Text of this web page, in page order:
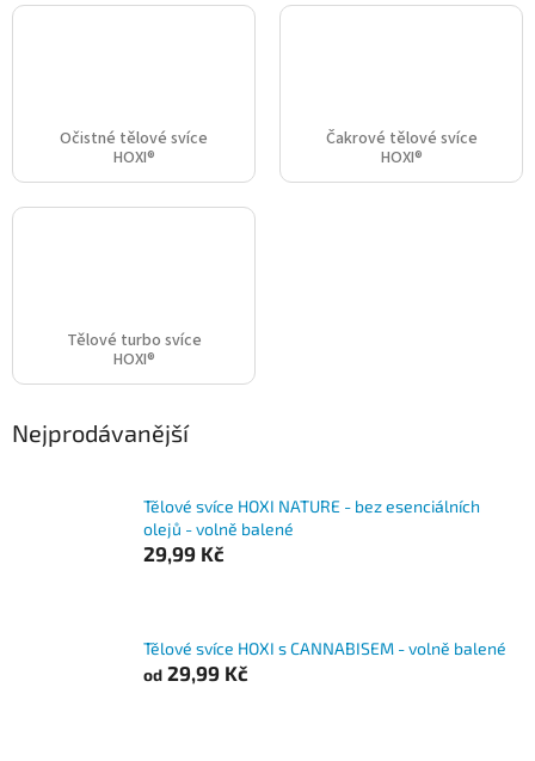
Očistné tělové svíce
HOXI®
Čakrové tělové svíce
HOXI®
Tělové turbo svíce
HOXI®
Nejprodávanější
Tělové svíce HOXI NATURE - bez esenciálních
olejů - volně balené
29,99 Kč
Tělové svíce HOXI s CANNABISEM - volně balené
od 29,99 Kč